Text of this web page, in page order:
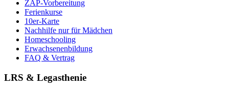
ZAP-Vorbereitung
Ferienkurse
10er-Karte
Nachhilfe nur für Mädchen
Homeschooling
Erwachsenenbildung
FAQ & Vertrag
LRS & Legasthenie